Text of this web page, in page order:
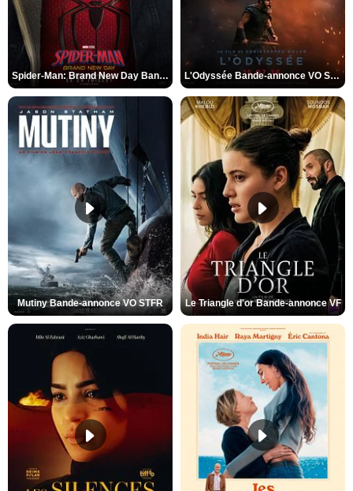
Spider-Man: Brand New Day Bande-annonce VO STFR L'Odyssée Bande-annonce VO STFR
Mutiny Bande-annonce VO STFR Le Triangle d'or Bande-annonce VF